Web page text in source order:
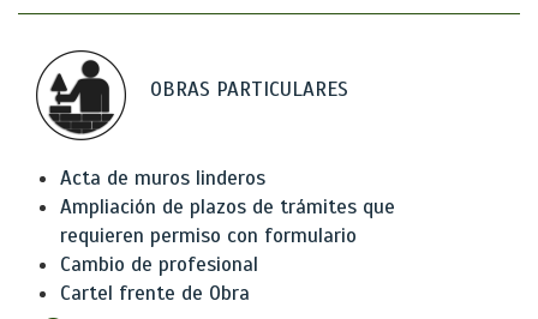
OBRAS PARTICULARES
Acta de muros linderos
Ampliación de plazos de trámites que
requieren permiso con formulario
Cambio de profesional
Cartel frente de Obra